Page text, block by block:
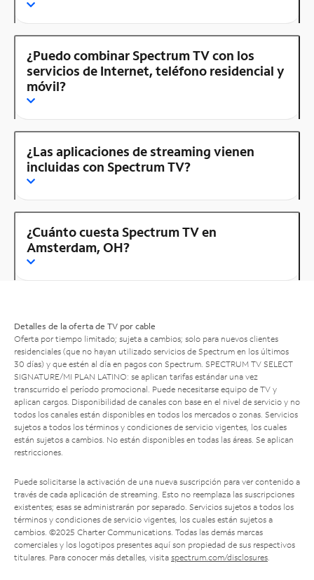
¿Puedo combinar Spectrum TV con los
servicios de Internet, teléfono residencial y
móvil?
¿Las aplicaciones de streaming vienen
incluidas con Spectrum TV?
¿Cuánto cuesta Spectrum TV en
Amsterdam, OH?
Detalles de la oferta de TV por cable
Oferta por tiempo limitado; sujeta a cambios; solo para nuevos clientes
residenciales (que no hayan utilizado servicios de Spectrum en los últimos
30 días) y que estén al día en pagos con Spectrum. SPECTRUM TV SELECT
SIGNATURE/MI PLAN LATINO: se aplican tarifas estándar una vez
transcurrido el período promocional. Puede necesitarse equipo de TV y
aplican cargos. Disponibilidad de canales con base en el nivel de servicio y no
todos los canales están disponibles en todos los mercados o zonas. Servicios
sujetos a todos los términos y condiciones de servicio vigentes, los cuales
están sujetos a cambios. No están disponibles en todas las áreas. Se aplican
restricciones.
Puede solicitarse la activación de una nueva suscripción para ver contenido a
través de cada aplicación de streaming. Esto no reemplaza las suscripciones
existentes; esas se administrarán por separado. Servicios sujetos a todos los
términos y condiciones de servicio vigentes, los cuales están sujetos a
cambios. ©2025 Charter Communications. Todas las demás marcas
comerciales y los logotipos presentes aquí son propiedad de sus respectivos
titulares. Para conocer más detalles, visita spectrum.com/disclosures.